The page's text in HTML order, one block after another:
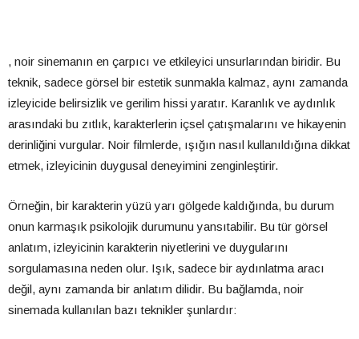
, noir sinemanın en çarpıcı ve etkileyici unsurlarından biridir. Bu
teknik, sadece görsel bir estetik sunmakla kalmaz, aynı zamanda
izleyicide belirsizlik ve gerilim hissi yaratır. Karanlık ve aydınlık
arasındaki bu zıtlık, karakterlerin içsel çatışmalarını ve hikayenin
derinliğini vurgular. Noir filmlerde, ışığın nasıl kullanıldığına dikkat
etmek, izleyicinin duygusal deneyimini zenginleştirir.
Örneğin, bir karakterin yüzü yarı gölgede kaldığında, bu durum
onun karmaşık psikolojik durumunu yansıtabilir. Bu tür görsel
anlatım, izleyicinin karakterin niyetlerini ve duygularını
sorgulamasına neden olur. Işık, sadece bir aydınlatma aracı
değil, aynı zamanda bir anlatım dilidir. Bu bağlamda, noir
sinemada kullanılan bazı teknikler şunlardır: